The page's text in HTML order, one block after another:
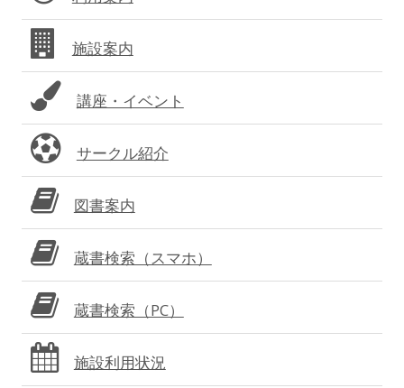
バ
ー
施設案内
講座・イベント
サークル紹介
図書案内
蔵書検索（スマホ）
蔵書検索（PC）
施設利用状況